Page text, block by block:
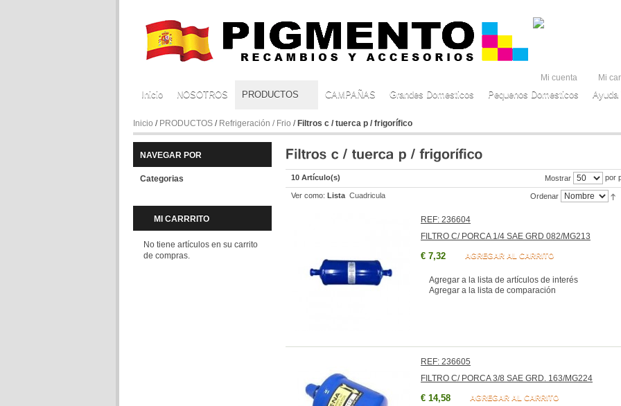
Mi cuenta Mi
Inicio NOSOTROS PRODUCTOS CAMPAÑAS Grandes Domesticos Pequenos Domesticos Ayuda
Inicio / PRODUCTOS / Refrigeración / Frio / Filtros c / tuerca p / frigorífico
NAVEGAR POR
Categorias
MI CARRRITO
No tiene artículos en su carrito
de compras.
10 Artículo(s) Mostrar por
Ver como: Lista Cuadricula Ordenar
REF: 236604
FILTRO C/ PORCA 1/4 SAE GRD 082/MG213
€ 7,32 AGREGAR AL CARRITO
Agregar a la lista de artículos de interés
Agregar a la lista de comparación
REF: 236605
FILTRO C/ PORCA 3/8 SAE GRD. 163/MG224
€ 14,58 AGREGAR AL CARRITO